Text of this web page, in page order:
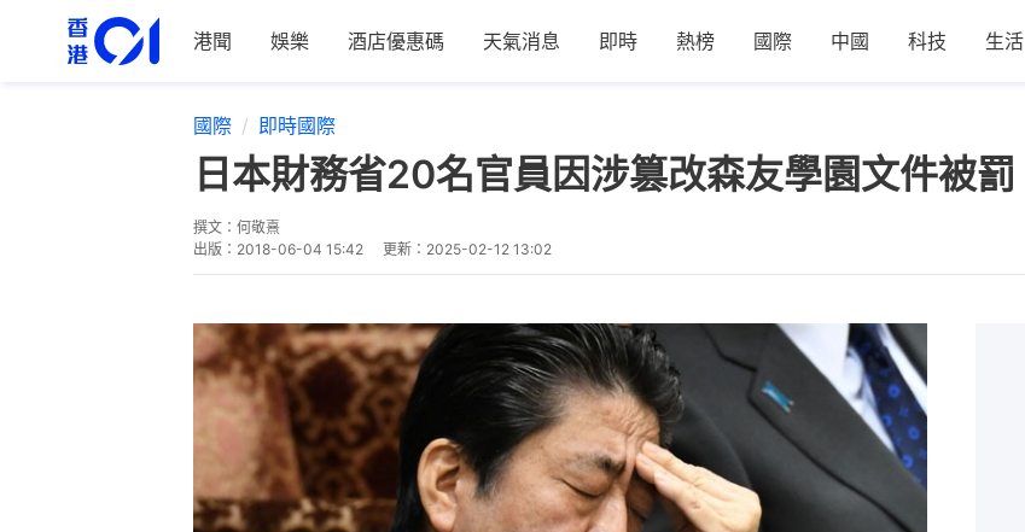
港聞 娛樂 酒店優惠碼 天氣消息 即時 熱榜 國際 中國 科技 生活
國際 即時國際
日本財務省20名官員因涉篡改森友學園文件被罰
撰文： 何敬熹
出版： 2018-06-04 15:42 更新： 2025-02-12 13:02